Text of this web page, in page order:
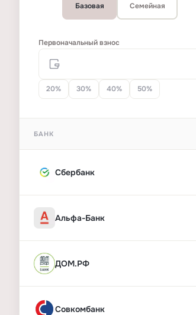
Базовая Семейная
Первоначальный взнос
20% 30% 40% 50%
БАНК
Сбербанк
Альфа-Банк
ДОМ.РФ
Совкомбанк